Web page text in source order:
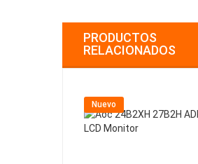
PRODUCTOS
RELACIONADOS
Nuevo